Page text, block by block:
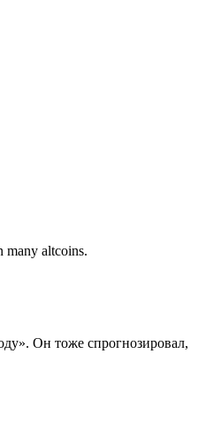
many altcoins.
Он тоже спрогнозировал,